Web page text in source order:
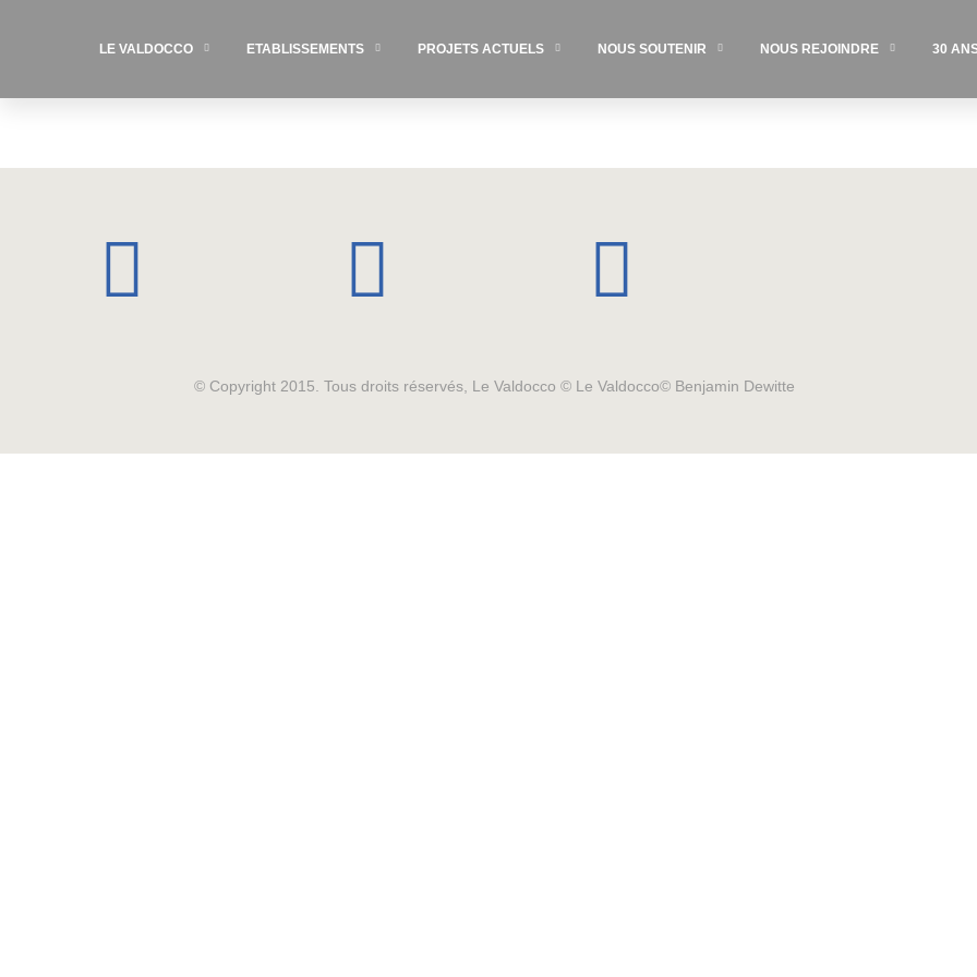
LE VALDOCCO ETABLISSEMENTS PROJETS ACTUELS NOUS SOUTENIR NOUS REJOINDRE 30
© Copyright 2015. Tous droits réservés, Le Valdocco © Le Valdocco© Benjamin Dewitte